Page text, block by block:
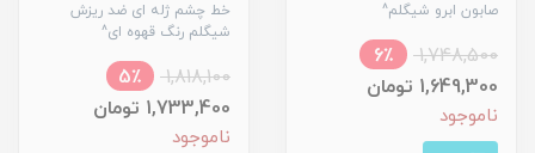
صابون ابرو شیگلم^
1,748,500
6٪
1,649,300 تومان
ناموجود
خط چشم ژله ای ضد ریزش
شیگلم رنگ قهوه ای^
1,818,100
5٪
1,733,400 تومان
ناموجود